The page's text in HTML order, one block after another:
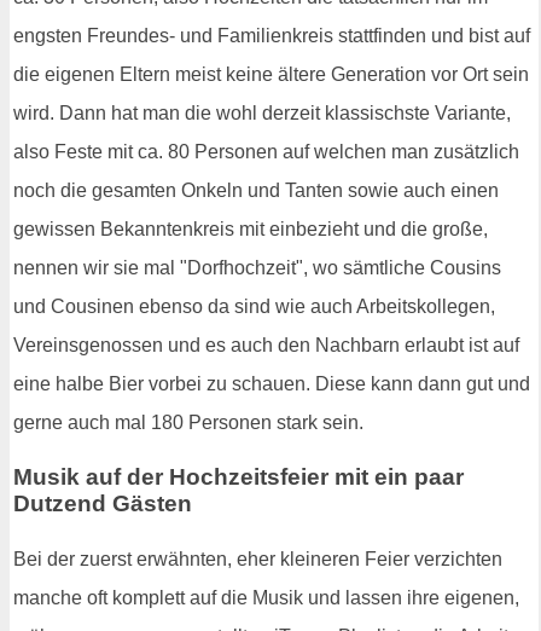
engsten Freundes- und Familienkreis stattfinden und bist auf
die eigenen Eltern meist keine ältere Generation vor Ort sein
wird. Dann hat man die wohl derzeit klassischste Variante,
also Feste mit ca. 80 Personen auf welchen man zusätzlich
noch die gesamten Onkeln und Tanten sowie auch einen
gewissen Bekanntenkreis mit einbezieht und die große,
nennen wir sie mal "Dorfhochzeit", wo sämtliche Cousins
und Cousinen ebenso da sind wie auch Arbeitskollegen,
Vereinsgenossen und es auch den Nachbarn erlaubt ist auf
eine halbe Bier vorbei zu schauen. Diese kann dann gut und
gerne auch mal 180 Personen stark sein.
Musik auf der Hochzeitsfeier mit ein paar
Dutzend Gästen
Bei der zuerst erwähnten, eher kleineren Feier verzichten
manche oft komplett auf die Musik und lassen ihre eigenen,